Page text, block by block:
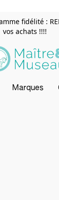
fidélité :
vos achats !!!!
Marques